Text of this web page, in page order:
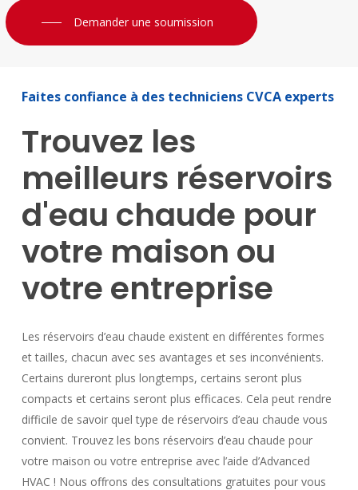
Demander une soumission
Faites confiance à des techniciens CVCA experts
Trouvez les
meilleurs réservoirs
d'eau chaude pour
votre maison ou
votre entreprise
Les réservoirs d’eau chaude existent en différentes formes
et tailles, chacun avec ses avantages et ses inconvénients.
Certains dureront plus longtemps, certains seront plus
compacts et certains seront plus efficaces. Cela peut rendre
difficile de savoir quel type de réservoirs d’eau chaude vous
convient. Trouvez les bons réservoirs d’eau chaude pour
votre maison ou votre entreprise avec l’aide d’Advanced
HVAC ! Nous offrons des consultations gratuites pour vous